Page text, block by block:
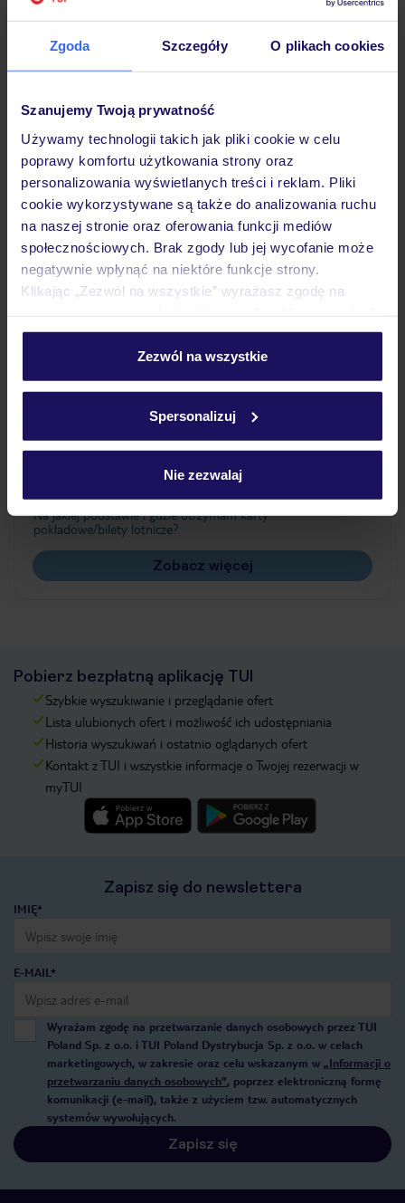
Zgoda Szczegóły O plikach cookies
Szanujemy Twoją prywatność
Używamy technologii takich jak pliki cookie w celu
poprawy komfortu użytkowania strony oraz
personalizowania wyświetlanych treści i reklam. Pliki
cookie wykorzystywane są także do analizowania ruchu
na naszej stronie oraz oferowania funkcji mediów
społecznościowych. Brak zgody lub jej wycofanie może
negatywnie wpłynąć na niektóre funkcje strony.
Klikając „Zezwól na wszystkie” wyrażasz zgodę na
personalizować swój wybór wchodząc w zakładkę
Szczegółowe informacje o plikach cookie znajdziesz
Zezwól na wszystkie
Spersonalizuj
Nie zezwalaj
Pokoje
Wyżywienie
Atrakcje
Ważne informacje
Często zadawane pytania
Jak zmienić uczestników/osobę zgłaszającą?
Na jakiej podstawie i gdzie otrzymam karty
pokładowe/bilety lotnicze?
Zobacz więcej
Pobierz bezpłatną aplikację TUI
Szybkie wyszukiwanie i przeglądanie ofert
Lista ulubionych ofert i możliwość ich udostępniania
Historia wyszukiwań i ostatnio oglądanych ofert
Kontakt z TUI i wszystkie informacje o Twojej rezerwacji w
myTUI
Zapisz się do newslettera
IMIĘ*
E-MAIL*
Wyrażam zgodę na przetwarzanie danych osobowych przez TUI
Poland Sp. z o.o. i TUI Poland Dystrybucja Sp. z o.o. w celach
marketingowych, w zakresie oraz celu wskazanym w „Informacji o
przetwarzaniu danych osobowych”, poprzez elektroniczną formę
komunikacji (e-mail), także z użyciem tzw. automatycznych
systemów wywołujących.
Zapisz się